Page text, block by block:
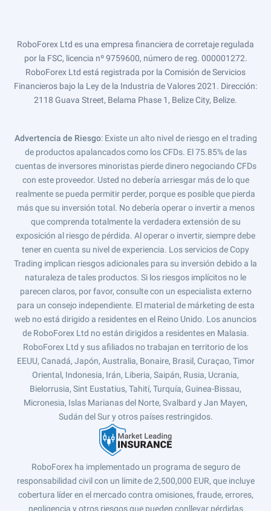
RoboForex Ltd es una empresa financiera de corretaje regulada
por la FSC, licencia nº 9759600, número de reg. 000001272.
RoboForex Ltd está registrada por la Comisión de Servicios
Financieros bajo la Ley de la Industria de Valores 2021. Dirección:
2118 Guava Street, Belama Phase 1, Belize City, Belize.
Advertencia de Riesgo: Existe un alto nivel de riesgo en el trading
de productos apalancados como los CFDs. El 75.85% de las
cuentas de inversores minoristas pierde dinero negociando CFDs
con este proveedor. Usted no debería arriesgar más de lo que
realmente se pueda permitir perder, porque es posible que pierda
más que su inversión total. No debería operar o invertir a menos
que comprenda totalmente la verdadera extensión de su
exposición al riesgo de pérdida. Al operar o invertir, siempre debe
tener en cuenta su nivel de experiencia. Los servicios de Copy
Trading implican riesgos adicionales para su inversión debido a la
naturaleza de tales productos. Si los riesgos implícitos no le
parecen claros, por favor, consulte con un especialista externo
para un consejo independiente. El material de márketing de esta
web no está dirigido a residentes en el Reino Unido. Los anuncios
de RoboForex Ltd no están dirigidos a residentes en Malasia.
RoboForex Ltd y sus afiliados no trabajan en territorio de los
EEUU, Canadá, Japón, Australia, Bonaire, Brasil, Curaçao, Timor
Oriental, Indonesia, Irán, Liberia, Saipán, Rusia, Ucrania,
Bielorrusia, Sint Eustatius, Tahití, Turquía, Guinea-Bissau,
Micronesia, Islas Marianas del Norte, Svalbard y Jan Mayen,
Sudán del Sur y otros países restringidos.
RoboForex ha implementado un programa de seguro de
responsabilidad civil con un límite de 2,500,000 EUR, que incluye
cobertura líder en el mercado contra omisiones, fraude, errores,
negligencia y otros riesgos que pueden conllevar pérdidas